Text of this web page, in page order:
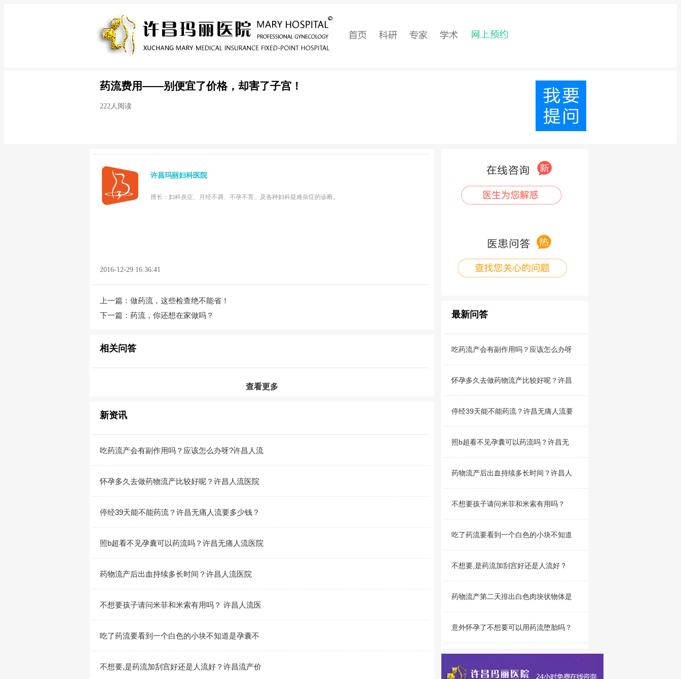
药流费用——别便宜了价格，却害了子宫！
222人阅读
许昌玛丽妇科医院
擅长：妇科炎症、月经不调、不孕不育、及各种妇科疑难杂症的诊断。
2016-12-29 16:36:41
上一篇： 做药流，这些检查绝不能省！
下一篇： 药流，你还想在家做吗？
相关问答
查看更多
新资讯
吃药流产会有副作用吗？应该怎么办呀?许昌人流
怀孕多久去做药物流产比较好呢？许昌人流医院
停经39天能不能药流？许昌无痛人流要多少钱？
照b超看不见孕囊可以药流吗？许昌无痛人流医院
药物流产后出血持续多长时间？许昌人流医院
不想要孩子请问米菲和米索有用吗？ 许昌人流医
吃了药流要看到一个白色的小块不知道是孕囊不
不想要,是药流加刮宫好还是人流好？许昌流产价
最新问答
吃药流产会有副作用吗？应该怎么办呀
怀孕多久去做药物流产比较好呢？许昌
停经39天能不能药流？许昌无痛人流要
照b超看不见孕囊可以药流吗？许昌无
药物流产后出血持续多长时间？许昌人
不想要孩子请问米菲和米索有用吗？
吃了药流要看到一个白色的小块不知道
不想要,是药流加刮宫好还是人流好？
药物流产第二天排出白色肉块状物体是
意外怀孕了不想要可以用药流堕胎吗？